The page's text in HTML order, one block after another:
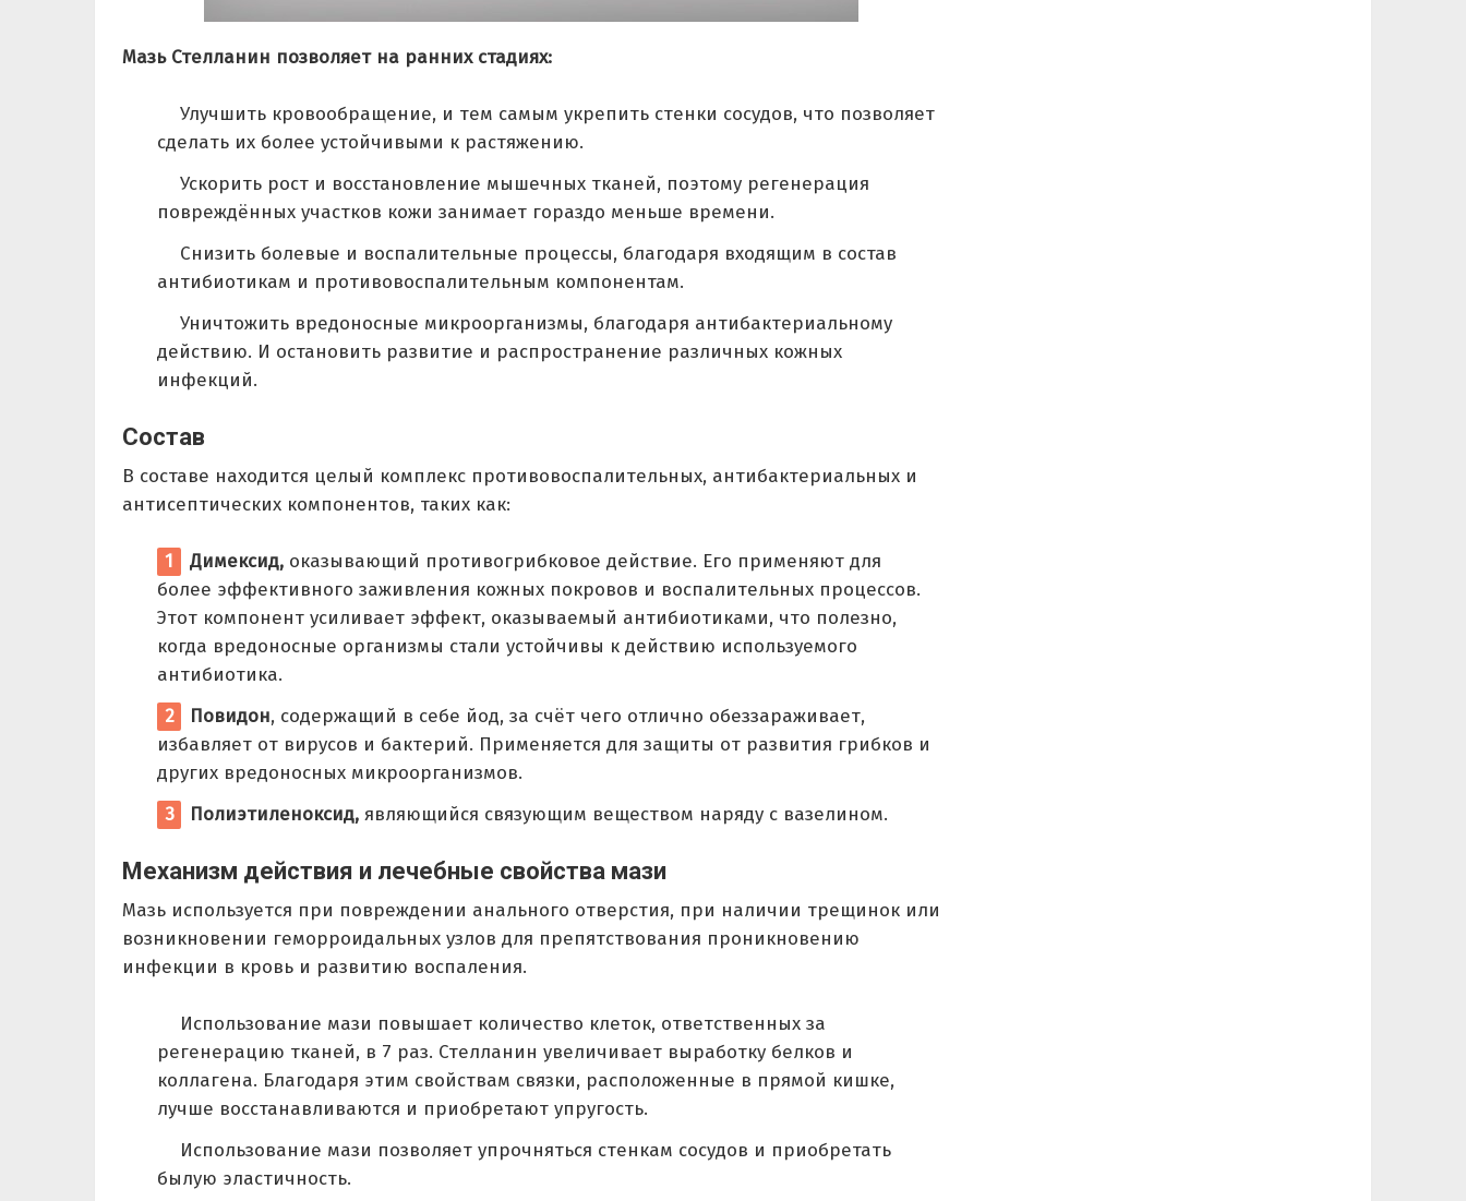
Мазь Стелланин позволяет на ранних стадиях:
Улучшить кровообращение, и тем самым укрепить стенки сосудов, что позволяет
сделать их более устойчивыми к растяжению.
Ускорить рост и восстановление мышечных тканей, поэтому регенерация
повреждённых участков кожи занимает гораздо меньше времени.
Снизить болевые и воспалительные процессы, благодаря входящим в состав
антибиотикам и противовоспалительным компонентам.
Уничтожить вредоносные микроорганизмы, благодаря антибактериальному
действию. И остановить развитие и распространение различных кожных
инфекций.
Состав
В составе находится целый комплекс противовоспалительных, антибактериальных и
антисептических компонентов, таких как:
Димексид, оказывающий противогрибковое действие. Его применяют для
более эффективного заживления кожных покровов и воспалительных процессов.
Этот компонент усиливает эффект, оказываемый антибиотиками, что полезно,
когда вредоносные организмы стали устойчивы к действию используемого
антибиотика.
Повидон, содержащий в себе йод, за счёт чего отлично обеззараживает,
избавляет от вирусов и бактерий. Применяется для защиты от развития грибков и
других вредоносных микроорганизмов.
Полиэтиленоксид, являющийся связующим веществом наряду с вазелином.
Механизм действия и лечебные свойства мази
Мазь используется при повреждении анального отверстия, при наличии трещинок или
возникновении геморроидальных узлов для препятствования проникновению
инфекции в кровь и развитию воспаления.
Использование мази повышает количество клеток, ответственных за
регенерацию тканей, в 7 раз. Стелланин увеличивает выработку белков и
коллагена. Благодаря этим свойствам связки, расположенные в прямой кишке,
лучше восстанавливаются и приобретают упругость.
Использование мази позволяет упрочняться стенкам сосудов и приобретать
былую эластичность.